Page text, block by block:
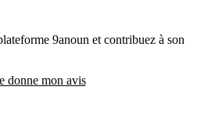
9anoun et contribuez à son
donne mon avis